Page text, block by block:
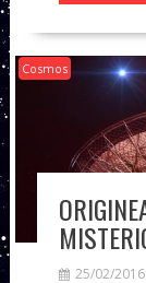
Cosmos
25/02/2016